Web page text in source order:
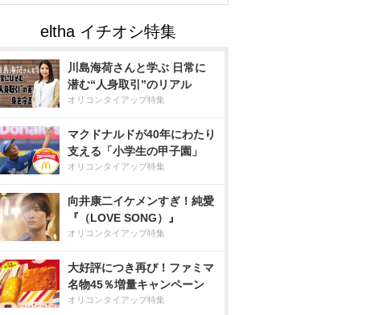
川島海荷さんと学ぶ 日常に
潜む“人身取引”のリアル
オリコンタイアップ特集
マクドナルドが40年にわたり
支える「小学生の甲子園」
オリコンタイアップ特集
向井康二イケメンすぎ！純愛
『（LOVE SONG）』
オリコンタイアップ特集
大好評につき再び！ファミマ
名物45％増量キャンペーン
オリコンタイアップ特集